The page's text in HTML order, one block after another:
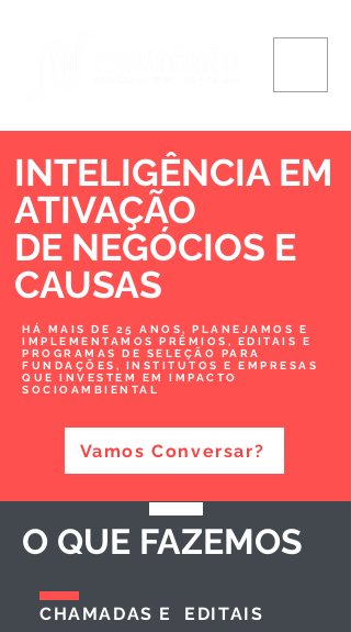
INTELIGÊNCIA EM
ATIVAÇÃO
DE NEGÓCIOS E
CAUSAS
HÁ MAIS DE 25 ANOS, PLANEJAMOS E
IMPLEMENTAMOS PRÊMIOS, EDITAIS E
PROGRAMAS DE SELEÇÃO PARA
FUNDAÇÕES, INSTITUTOS E EMPRESAS
QUE INVESTEM EM IMPACTO
SOCIOAMBIENTAL
Vamos Conversar?
O QUE FAZEMOS
CHAMADAS E EDITAIS